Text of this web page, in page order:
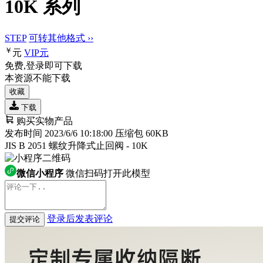
10K 系列
STEP 可转其他格式 ››
￥ 元 VIP元
免费,登录即可下载
本资源不能下载
收藏
下载
购买实物产品
发布时间 2023/6/6 10:18:00 压缩包 60KB
JIS B 2051 螺纹升降式止回阀 - 10K
微信小程序 微信扫码打开此模型
提交评论 登录后发表评论